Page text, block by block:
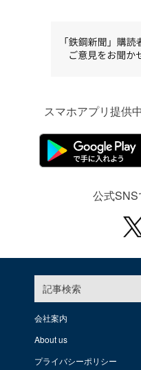
スマホアプリ提供
公式SNS
記事検索
会社案内
About us
プライバシーポリシー